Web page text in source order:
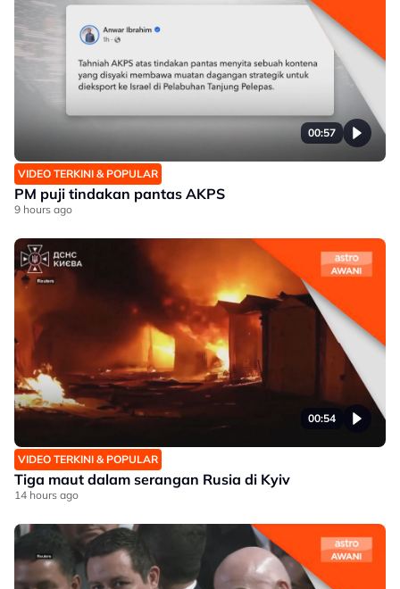
00:57
VIDEO TERKINI & POPULAR
PM puji tindakan pantas AKPS
9 hours ago
00:54
VIDEO TERKINI & POPULAR
Tiga maut dalam serangan Rusia di Kyiv
14 hours ago